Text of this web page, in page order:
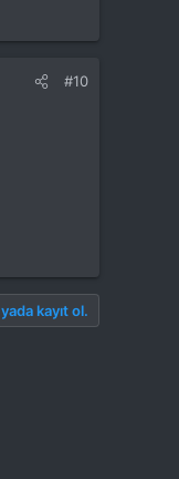
#10
kayıt ol.